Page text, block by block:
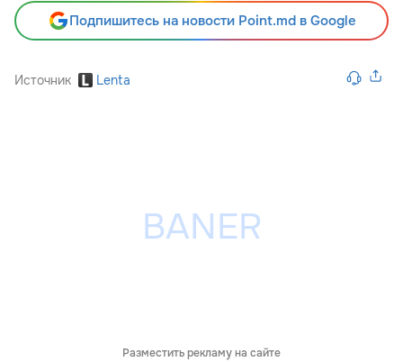
Подпишитесь на новости Point.md в Google
Источник Lenta
Разместить рекламу на сайте